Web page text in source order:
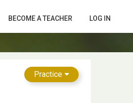
BECOME A TEACHER LOG IN
Practice